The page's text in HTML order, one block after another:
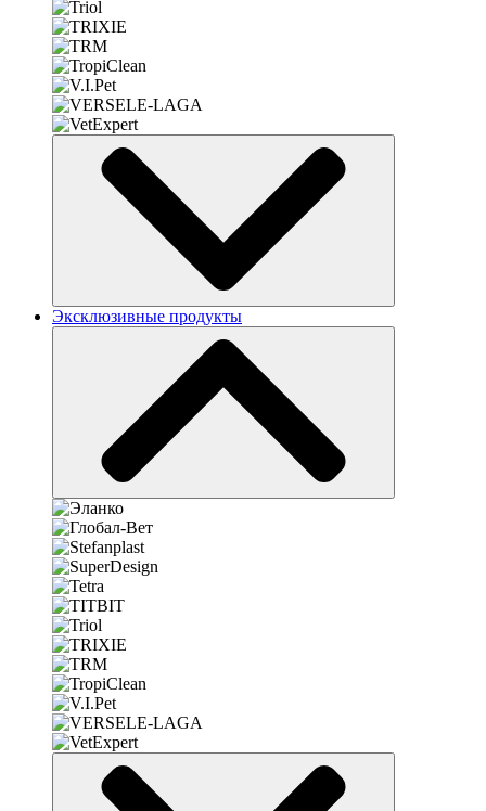
Эксклюзивные продукты